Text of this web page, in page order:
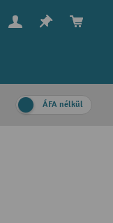
ÁFA nélkül